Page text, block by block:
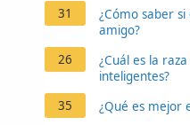
31
¿Cómo saber
amigo?
26
¿Cuál es la
inteligentes?
35
¿Qué es mejor